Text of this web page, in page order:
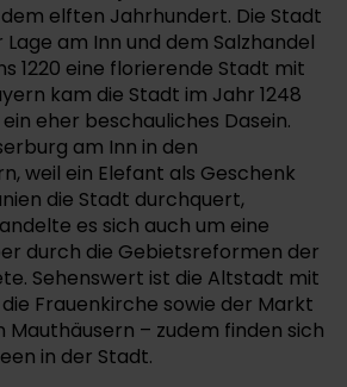
elften Jahrhundert. Die Stadt
am Inn und dem Salzhandel
1220 eine florierende Stadt mit
kam die Stadt im Jahr 1248
eher beschauliches Dasein.
am Inn in den
weil ein Elefant als Geschenk
die Stadt durchquert,
es sich auch um eine
durch die Gebietsreformen der
Sehenswert ist die Altstadt mit
Frauenkirche sowie der Markt
Mauthäusern – zudem finden sich
in der Stadt.